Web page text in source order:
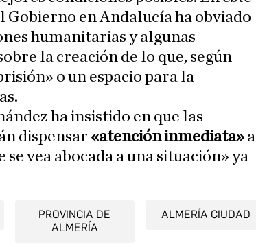
Gobierno en Andalucía ha obviado
humanitarias y algunas
la creación de lo que, según
o un espacio para la
ha insistido en que las
dispensar «atención inmediata» a
vea abocada a una situación» ya
PROVINCIA DE
ALMERÍA
ALMERÍA CIUDAD